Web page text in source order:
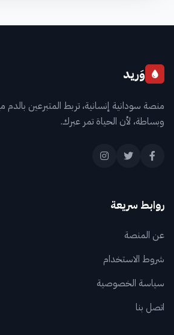
وَريد
منصة سودانية إنسانية، تربط المتبرعين
وبساطة، لأن الحياة تمر عبرك.
روابط سريعة
عن المنصة
شروط الاستخدام
سياسة الخصوصية
اتصل بنا